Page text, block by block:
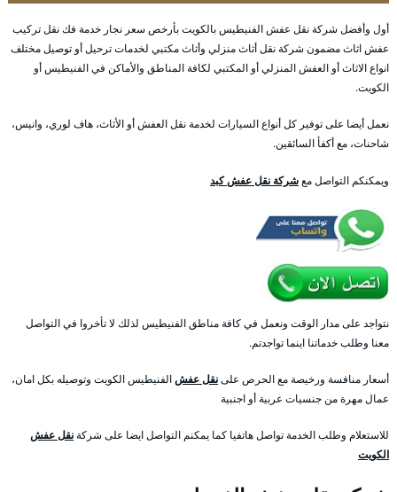
أول وأفضل شركة نقل عفش الفنيطيس بالكويت بأرخص سعر نجار خدمة فك نقل تركيب
عفش اثاث مضمون شركة نقل أثاث منزلي وأثاث مكتبي لخدمات ترحيل أو توصيل مختلف
انواع الاثاث أو العفش المنزلي أو المكتبي لكافة المناطق والأماكن في الفنيطيس أو
الكويت.
نعمل أيضا على توفير كل أنواع السيارات لخدمة نقل العفش أو الأثاث، هاف لوري، وانيس،
شاحنات، مع أكفأ السائقين.
ويمكنكم التواصل معشركة نقل عفش كبد
نتواجد على مدار الوقت ونعمل في كافة مناطق الفنيطيس لذلك لا تأخروا في التواصل
معنا وطلب خدماتنا اينما تواجدتم.
أسعار منافسة ورخيصة مع الحرص علىنقل عفشالفنيطيس الكويت وتوصيله بكل امان،
عمال مهرة من جنسيات عربية أو اجنبية
للاستعلام وطلب الخدمة تواصل هاتفيا كما يمكنم التواصل ايضا على شركةنقل عفش
الكويت